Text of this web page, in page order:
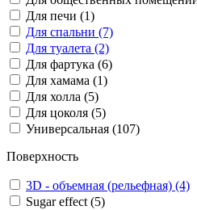
Для печи (1)
Для спальни (7)
Для туалета (2)
Для фартука (6)
Для хамама (1)
Для холла (5)
Для цоколя (5)
Универсальная (107)
Поверхность
3D - объемная (рельефная) (4)
Sugar effect (5)